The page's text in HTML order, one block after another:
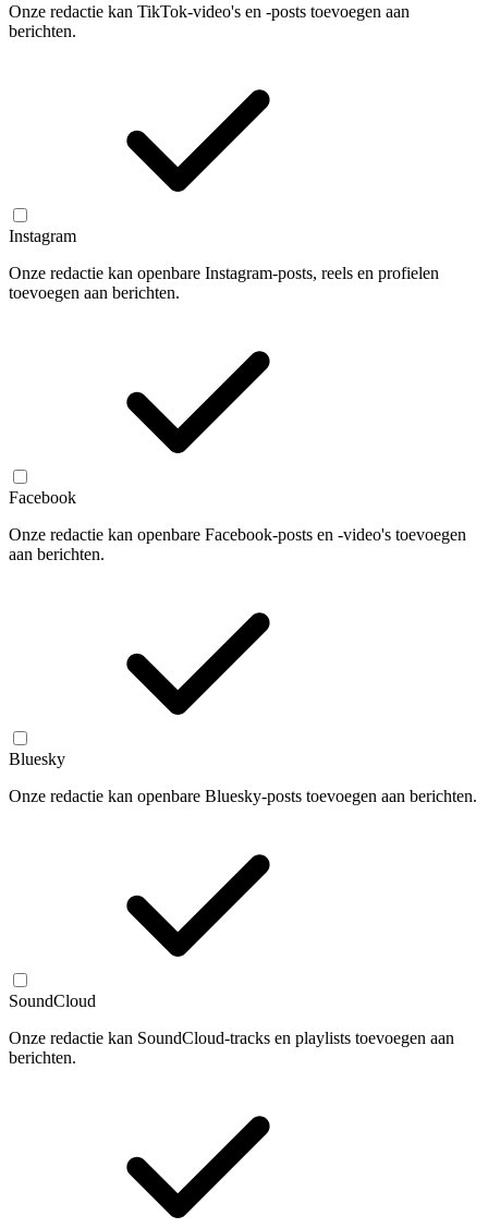
Onze redactie kan TikTok-video's en -posts toevoegen aan
berichten.
Instagram
Onze redactie kan openbare Instagram-posts, reels en profielen
toevoegen aan berichten.
Facebook
Onze redactie kan openbare Facebook-posts en -video's toevoegen
aan berichten.
Bluesky
Onze redactie kan openbare Bluesky-posts toevoegen aan berichten.
SoundCloud
Onze redactie kan SoundCloud-tracks en playlists toevoegen aan
berichten.